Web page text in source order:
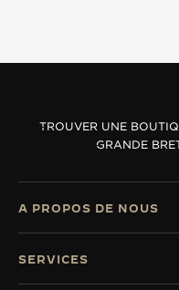
LE VIRTUOSE DU
LE PIONNIER DE LA
TROUVER UNE
GRANDE
A PROPOS DE NOUS
SERVICES